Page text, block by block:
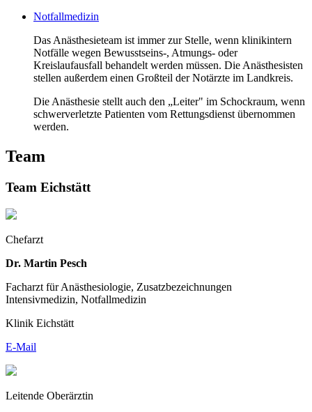
Notfallmedizin
Das Anästhesieteam ist immer zur Stelle, wenn klinikintern
Notfälle wegen Bewusstseins-, Atmungs- oder
Kreislaufausfall behandelt werden müssen. Die Anästhesisten
stellen außerdem einen Großteil der Notärzte im Landkreis.
Die Anästhesie stellt auch den „Leiter" im Schockraum, wenn
schwerverletzte Patienten vom Rettungsdienst übernommen
werden.
Team
Team Eichstätt
Chefarzt
Dr. Martin Pesch
Facharzt für Anästhesiologie, Zusatzbezeichnungen
Intensivmedizin, Notfallmedizin
Klinik Eichstätt
E-Mail
Leitende Oberärztin